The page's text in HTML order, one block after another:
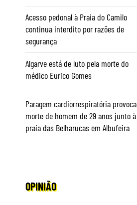
Acesso pedonal à Praia do Camilo
continua interdito por razões de
segurança
Algarve está de luto pela morte do
médico Eurico Gomes
Paragem cardiorrespiratória provoca
morte de homem de 29 anos junto à
praia das Belharucas em Albufeira
OPINIÃO